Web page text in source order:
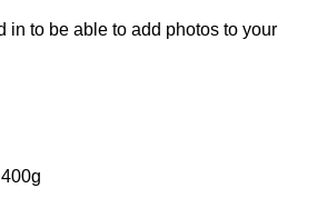
in to be able to add photos to your